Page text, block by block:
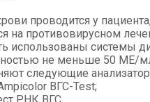
проводится у пациента,
на противовирусном
использованы системы
не меньше 50 МЕ/
следующие
ВГС-Теst;